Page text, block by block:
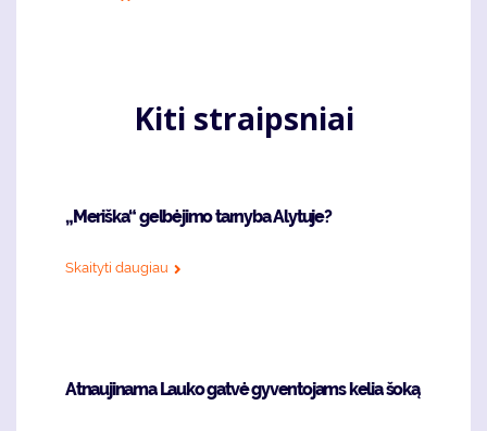
Kiti straipsniai
„Meriška“ gelbėjimo tarnyba Alytuje?
Skaityti daugiau
Atnaujinama Lauko gatvė gyventojams kelia šoką